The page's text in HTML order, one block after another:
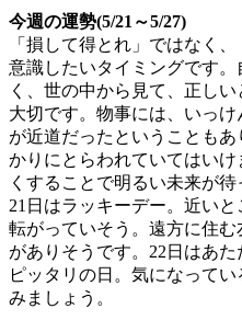
今週の運勢(5/21～5/27)
「損して得とれ」ではなく
意識したいタイミングです
く、世の中から見て、正し
大切です。物事には、いっ
が近道だったということも
かりにとらわれていてはい
くすることで明るい未来が待
21日はラッキーデー。近い
転がっていそう。遠方に住
がありそうです。22日はあ
ピッタリの日。気になって
みましょう。